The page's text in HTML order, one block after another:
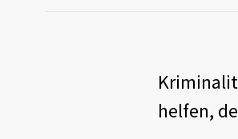
helfen,